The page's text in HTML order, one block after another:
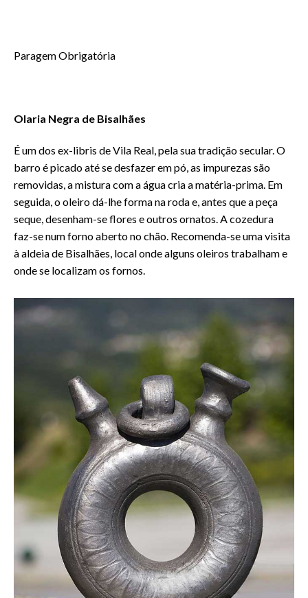
Paragem Obrigatória
Olaria Negra de Bisalhães
É um dos ex-libris de Vila Real, pela sua tradição secular. O
barro é picado até se desfazer em pó, as impurezas são
removidas, a mistura com a água cria a matéria-prima. Em
seguida, o oleiro dá-lhe forma na roda e, antes que a peça
seque, desenham-se flores e outros ornatos. A cozedura
faz-se num forno aberto no chão. Recomenda-se uma visita
à aldeia de Bisalhães, local onde alguns oleiros trabalham e
onde se localizam os fornos.